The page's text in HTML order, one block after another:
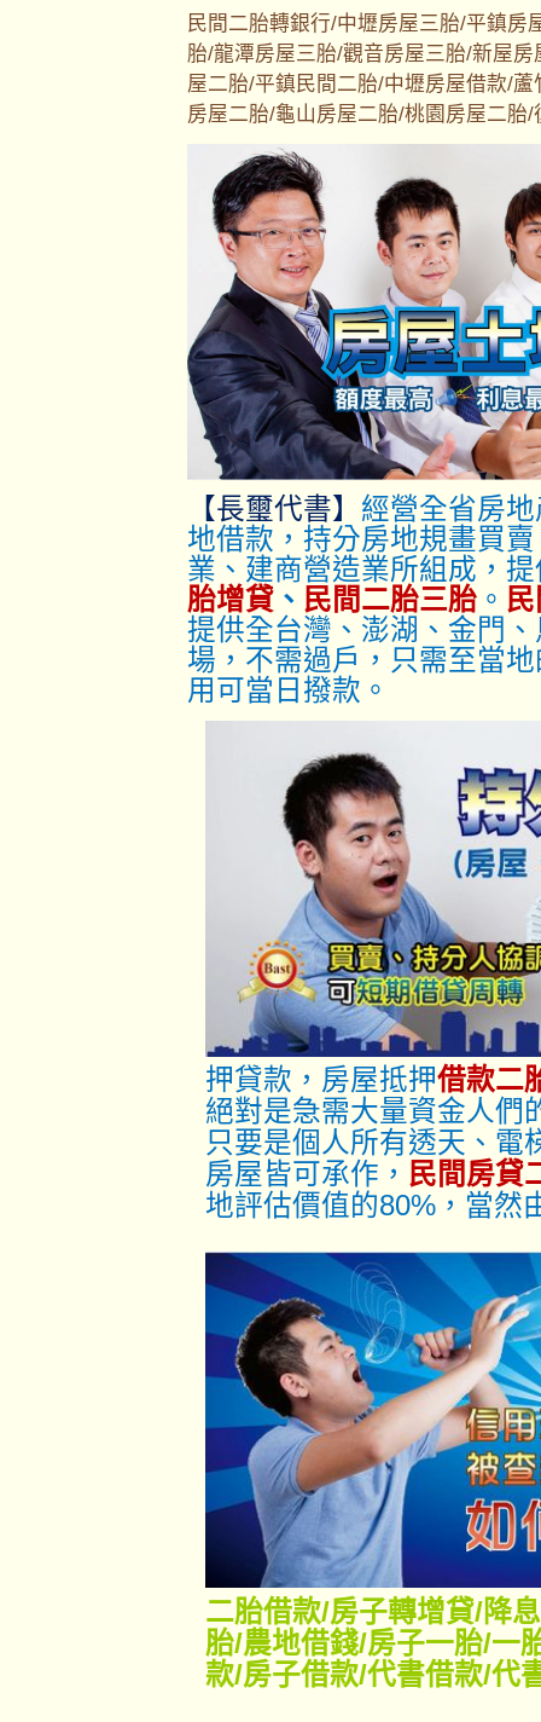
民間二胎轉銀行/中壢房屋三胎/平鎮房
胎/龍潭房屋三胎/觀音房屋三胎/新屋
屋二胎/平鎮民間二胎/中壢房屋借款/
房屋二胎/龜山房屋二胎/桃園房屋二胎/
【長璽代書】 經營全省房
地借款，持分房地規畫買
業、建商營造業所組成，
胎增貸 、 民間二胎三胎 。
提供全台灣、澎湖、金門
場，不需過戶，只需至當
用可當日撥款。
押貸款，房屋抵押借款二
絕對是急需大量資金人們
只要是個人所有透天、電
房屋皆可承作， 民間房貸
地評估價值的80%，當然
二胎借款/房子轉增貸/降
胎/農地借錢/房子一胎/一
款/房子借款/代書借款/代